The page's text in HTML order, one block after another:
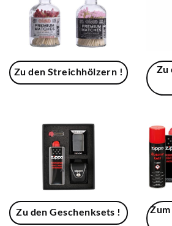
Zu den Streichhölzern !
Zu
Zu den Geschenksets !